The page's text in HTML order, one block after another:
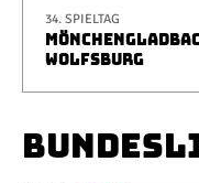
34. SPIELTAG
WOLFSBURG